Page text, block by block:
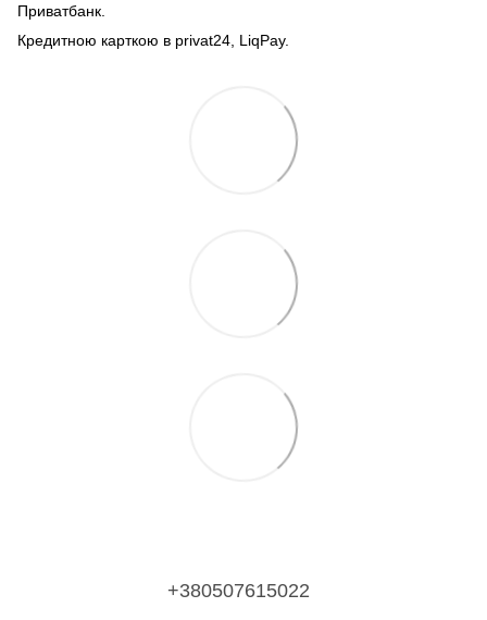
Приватбанк.
Кредитною карткою в privat24, LiqPay.
+380507615022